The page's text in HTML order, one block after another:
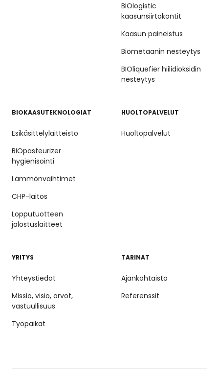
BIOlogistic
kaasunsiirtokontit
Kaasun paineistus
Biometaanin nesteytys
BIOliquefier hiilidioksidin
nesteytys
BIOKAASUTEKNOLOGIAT
Esikäsittelylaitteisto
BIOpasteurizer
hygienisointi
Lämmönvaihtimet
CHP-laitos
Lopputuotteen
jalostuslaitteet
HUOLTOPALVELUT
Huoltopalvelut
YRITYS
Yhteystiedot
Missio, visio, arvot,
vastuullisuus
Työpaikat
TARINAT
Ajankohtaista
Referenssit